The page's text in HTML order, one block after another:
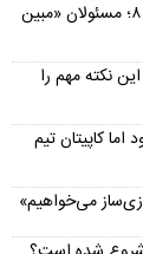
اضافه‌پرداخت تا مرز ۹۴ درصد در فروش اقساطی تیگو ۸؛ مسئولان «مبین
از خرید این نکته مهم را
شروع می‌شود اما کاپیتان تیم
می‌خواهیم»